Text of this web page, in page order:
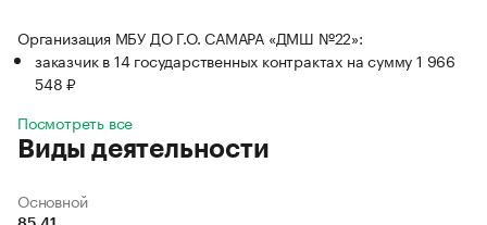
Организация МБУ ДО Г.О. САМАРА «ДМШ №22»:
заказчик в 14 государственных контрактах на сумму 1 966
548 ₽
Посмотреть все
Виды деятельности
Основной